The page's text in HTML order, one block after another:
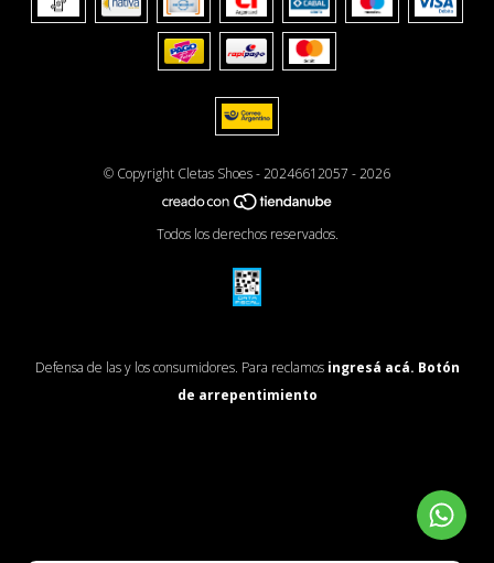
© Copyright Cletas Shoes - 20246612057 - 2026
Todos los derechos reservados.
Defensa de las y los consumidores. Para reclamos ingresá acá. Botón
de arrepentimiento